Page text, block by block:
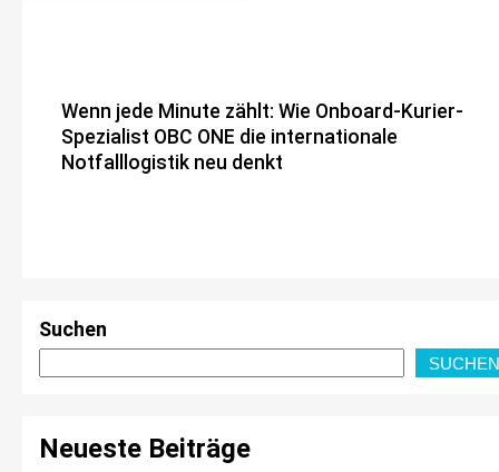
Wenn jede Minute zählt: Wie Onboard-Kurier-
Spezialist OBC ONE die internationale
Notfalllogistik neu denkt
Hybrid-PPA für förderfreie Anlagenkombination
Suchen
SUCHEN
Neueste Beiträge